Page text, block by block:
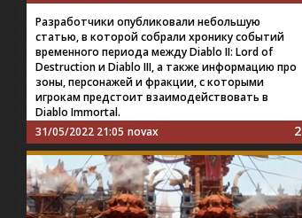
Разработчики опубликовали небольшую
статью, в которой собрали хронику событий
временного периода между Diablo II: Lord of
Destruction и Diablo III, а также информацию про
зоны, персонажей и фракции, с которыми
игрокам предстоит взаимодействовать в
Diablo Immortal.
31/05/2022 21:05 novax 2